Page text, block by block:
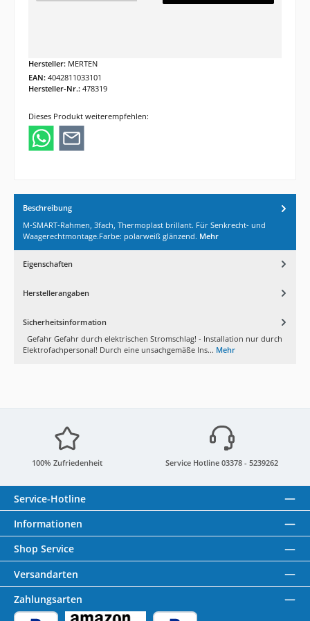
Hersteller: MERTEN
EAN: 4042811033101
Hersteller-Nr.: 478319
Dieses Produkt weiterempfehlen:
Beschreibung
M-SMART-Rahmen, 3fach, Thermoplast brillant. Für Senkrecht- und
Waagerechtmontage.Farbe: polarweiß glänzend. Mehr
Eigenschaften
Herstellerangaben
Sicherheitsinformation
Gefahr Gefahr durch elektrischen Stromschlag! - Installation nur durch
Elektrofachpersonal! Durch eine unsachgemäße Ins... Mehr
100% Zufriedenheit Service Hotline 03378 - 5239262
Service-Hotline
Informationen
Shop Service
Versandarten
Zahlungsarten